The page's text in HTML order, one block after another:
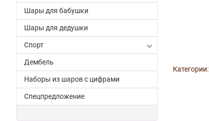
Шары для бабушки
Шары для дедушки
Спорт
Дембель
Наборы из шаров с цифрами
Спецпредложение
Категории: